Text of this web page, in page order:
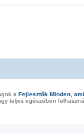
a Fejlesztők Minden,
teljes egészében